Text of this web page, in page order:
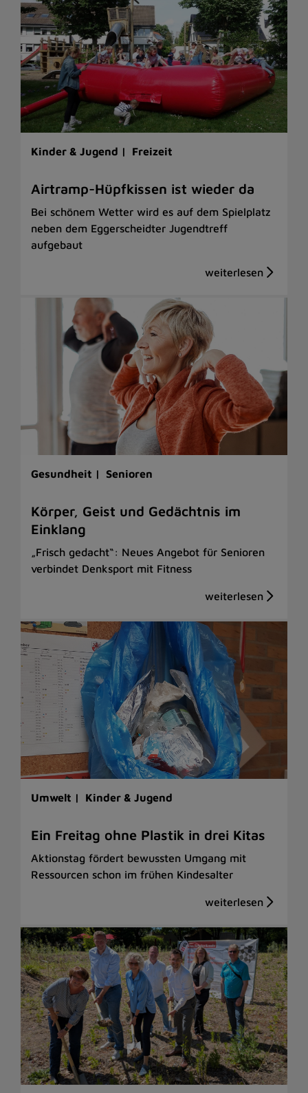
Kinder & Jugend | Freizeit
Airtramp-Hüpfkissen ist wieder da
Bei schönem Wetter wird es auf dem Spielplatz
neben dem Eggerscheidter Jugendtreff
aufgebaut
Gesundheit | Senioren
Körper, Geist und Gedächtnis im
Einklang
„Frisch gedacht“: Neues Angebot für Senioren
verbindet Denksport mit Fitness
Umwelt | Kinder & Jugend
Ein Freitag ohne Plastik in drei Kitas
Aktionstag fördert bewussten Umgang mit
Ressourcen schon im frühen Kindesalter